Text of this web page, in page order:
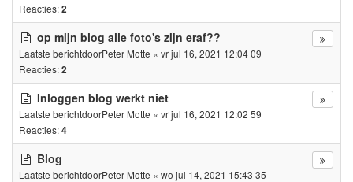
Reacties:2
op mijn blog alle foto's zijn eraf??
Laatste berichtdoorPeter Motte « vr jul 16, 2021 12:04 09
Reacties:2
Inloggen blog werkt niet
Laatste berichtdoorPeter Motte « vr jul 16, 2021 12:02 59
Reacties:4
Blog
Laatste berichtdoorPeter Motte « wo jul 14, 2021 15:43 35